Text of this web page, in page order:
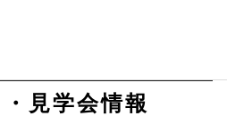
見学会情報